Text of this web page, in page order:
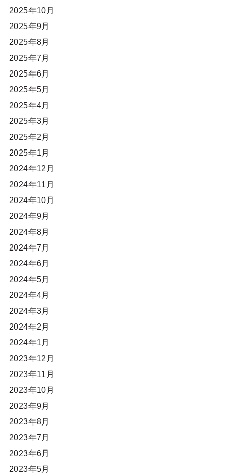
2025年10月
2025年9月
2025年8月
2025年7月
2025年6月
2025年5月
2025年4月
2025年3月
2025年2月
2025年1月
2024年12月
2024年11月
2024年10月
2024年9月
2024年8月
2024年7月
2024年6月
2024年5月
2024年4月
2024年3月
2024年2月
2024年1月
2023年12月
2023年11月
2023年10月
2023年9月
2023年8月
2023年7月
2023年6月
2023年5月